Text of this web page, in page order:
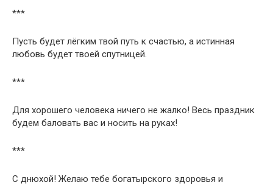
***
Пусть будет лёгким твой путь к счастью, а истинная
любовь будет твоей спутницей.
***
Для хорошего человека ничего не жалко! Весь праздник
будем баловать вас и носить на руках!
***
С днюхой! Желаю тебе богатырского здоровья и